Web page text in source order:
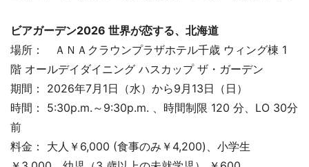
ビアガーデン2026 世界が恋する、北海道
場所： ＡＮＡクラウンプラザホテル千歳 ウィング棟 1
階 オールデイダイニング ハスカップ ザ・ガーデン
期間： 2026年7月1日（水）から9月13日（日）
時間： 5:30p.m.～9:30p.m. 、時間制限 120 分、LO 30分
前
料金： 大人￥6,000 (食事のみ￥4,200)、小学生